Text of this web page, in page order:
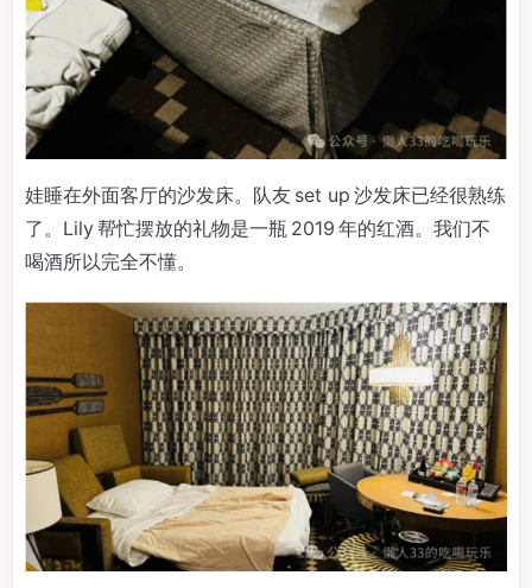
娃睡在外面客厅的沙发床。队友 set up 沙发床已经很熟练
了。Lily 帮忙摆放的礼物是一瓶 2019 年的红酒。我们不
喝酒所以完全不懂。